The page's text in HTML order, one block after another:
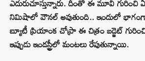
ఎదురుచూస్తున్నారు. దీంతో ఈ మూవీ గురించి
నిమిషాలో వౌనల్ అవుతుంది.. ఇందులో
బ్యూటీ ప్రియాంక చోప్రా ఈ చిత్రం బడ్జెట్
ఇప్పుడు ఇండస్ట్రీలో మంటలు రేపుతున్నాయి.